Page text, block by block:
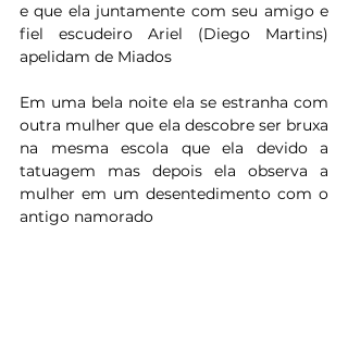
e que ela juntamente com seu amigo e
fiel escudeiro Ariel
apelidam de Miados
Em uma bela noite ela se estranha com
outra mulher que ela descobre ser bruxa
na mesma escola que ela devido a
tatuagem mas depois ela observa a
mulher em um desentedimento com o
antigo namorado